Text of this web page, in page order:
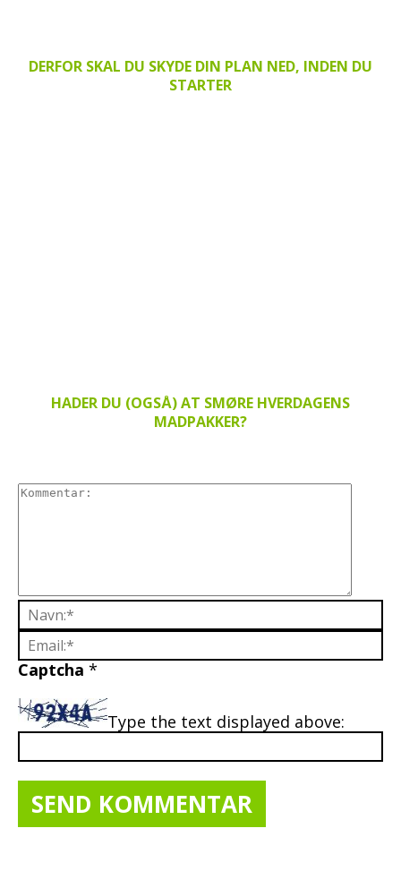
DERFOR SKAL DU SKYDE DIN PLAN NED, INDEN DU
STARTER
HADER DU (OGSÅ) AT SMØRE HVERDAGENS
MADPAKKER?
Captcha *
Type the text displayed above: